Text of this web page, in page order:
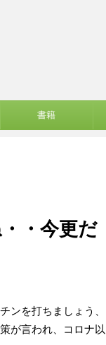
書籍
・今更だ
ンを打ちましょう、
が言われ、コロナ以